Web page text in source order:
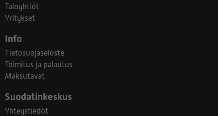
Taloyhtiöt
Yritykset
Info
Tietosuojaseloste
Toimitus ja palautus
Maksutavat
Suodatinkeskus
Yhteystiedot